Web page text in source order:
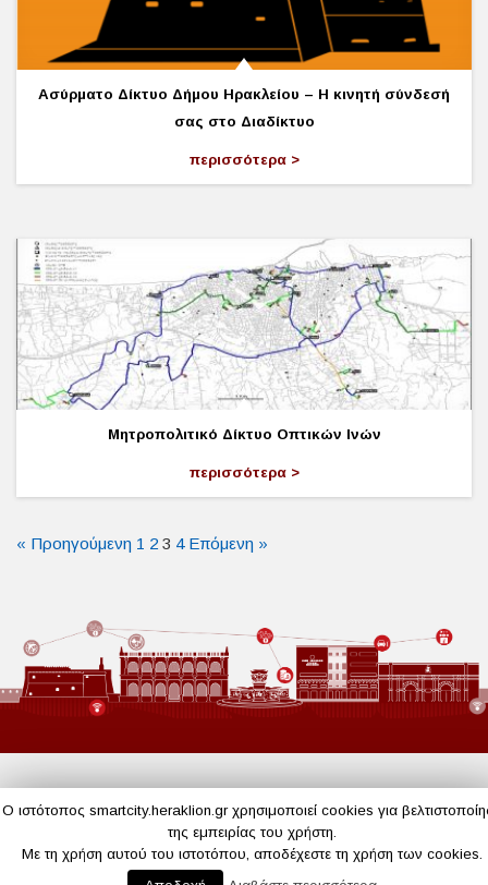
Ασύρματο Δίκτυο Δήμου Ηρακλείου – Η κινητή σύνδεσή
σας στο Διαδίκτυο
περισσότερα
Μητροπολιτικό Δίκτυο Οπτικών Ινών
περισσότερα
« Προηγούμενη 1 2 3 4 Επόμενη »
Ο ιστότοπος smartcity.heraklion.gr χρησιμοποιεί cookies για
της εμπειρίας του χρήστη.
Με τη χρήση αυτού του ιστοτόπου, αποδέχεστε τη χρήση των cookies.